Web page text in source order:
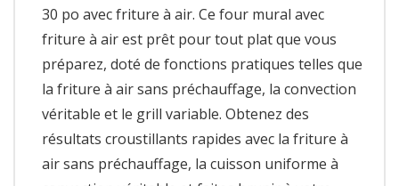
30 po avec friture à air. Ce four mural avec
friture à air est prêt pour tout plat que vous
préparez, doté de fonctions pratiques telles que
la friture à air sans préchauffage, la convection
véritable et le grill variable. Obtenez des
résultats croustillants rapides avec la friture à
air sans préchauffage, la cuisson uniforme à